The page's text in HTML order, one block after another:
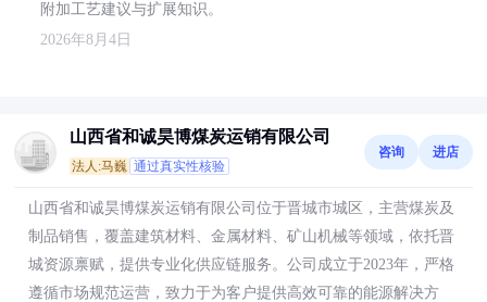
附加工艺建议与扩展知识。
2026年8月4日
山西省和诚昊博煤炭运销有限公司
法人:马巍 通过真实性核验
咨询 进店
山西省和诚昊博煤炭运销有限公司位于晋城市城区，主营煤炭及
制品销售，覆盖建筑材料、金属材料、矿山机械等领域，依托晋
城资源禀赋，提供专业化供应链服务。公司成立于2023年，严格
遵循市场规范运营，致力于为客户提供高效可靠的能源解决方